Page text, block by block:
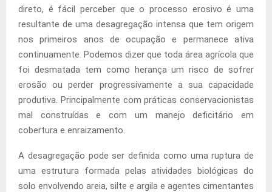
direto, é fácil perceber que o processo erosivo é uma
resultante de uma desagregação intensa que tem origem
nos primeiros anos de ocupação e permanece ativa
continuamente. Podemos dizer que toda área agrícola que
foi desmatada tem como herança um risco de sofrer
erosão ou perder progressivamente a sua capacidade
produtiva. Principalmente com práticas conservacionistas
mal construídas e com um manejo deficitário em
cobertura e enraizamento.
A desagregação pode ser definida como uma ruptura de
uma estrutura formada pelas atividades biológicas do
solo envolvendo areia, silte e argila e agentes cimentantes